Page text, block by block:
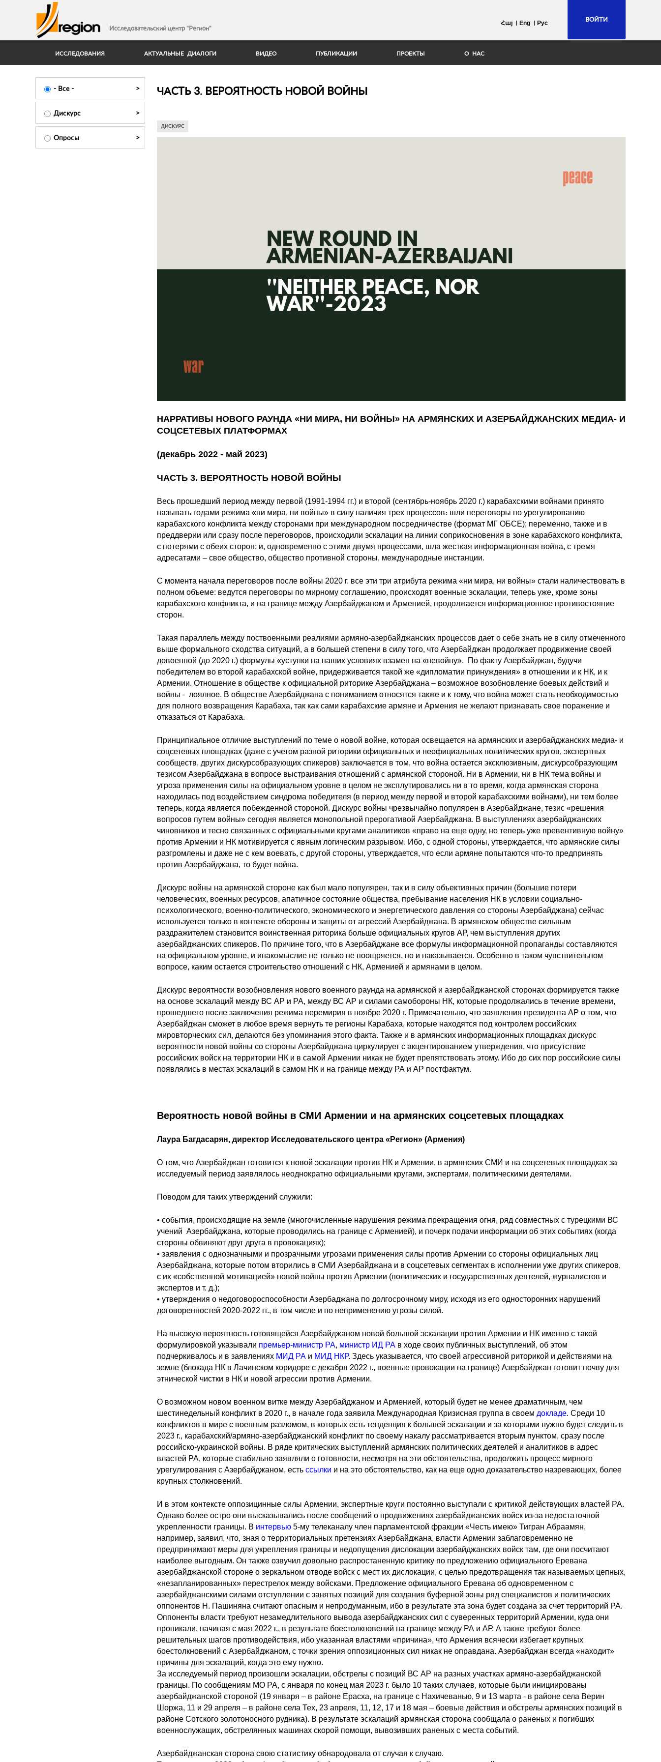
Исследовательский центр "Регион"
ВОЙТИ
Հայ Eng Рус
ИССЛЕДОВАНИЯ АКТУАЛЬНЫЕ ДИАЛОГИ ВИДЕО ПУБЛИКАЦИИ ПРОЕКТЫ О НАС
- Все -
Дискурс
Опросы
ЧАСТЬ 3. ВЕРОЯТНОСТЬ НОВОЙ ВОЙНЫ
ДИСКУРС
НАРРАТИВЫ НОВОГО РАУНДА «‎НИ МИРА, НИ ВОЙНЫ» НА АРМЯНСКИХ И АЗЕРБАЙДЖАНСКИХ МЕДИА- И
СОЦСЕТЕВЫХ ПЛАТФОРМАХ
(декабрь 2022 - май 2023)
ЧАСТЬ 3. ВЕРОЯТНОСТЬ НОВОЙ ВОЙНЫ
Весь прошедший период между первой (1991-1994 гг.) и второй (сентябрь-ноябрь 2020 г.) карабахскими войнами принято
называть годами режима «ни мира, ни войны» в силу наличия трех процессов։ шли переговоры по урегулированию
карабахского конфликта между сторонами при международном посредничестве (формат МГ ОБСЕ); переменно, также и в
преддверии или сразу после переговоров, происходили эскалации на линии соприкосновения в зоне карабахского конфликта,
с потерями с обеих сторон; и, одновременно с этими двумя процессами, шла жесткая информационная война, с тремя
адресатами – свое общество, общество противной стороны, международные инстанции.
С момента начала переговоров после войны 2020 г. все эти три атрибута режима «ни мира, ни войны» стали наличествовать в
полном объеме: ведутся переговоры по мирному соглашению, происходят военные эскалации, теперь уже, кроме зоны
карабахского конфликта, и на границе между Азербайджаном и Арменией, продолжается информационное противостояние
сторон.
Такая параллель между поствоенными реалиями армяно-азербайджанских процессов дает о себе знать не в силу отмеченного
выше формального сходства ситуаций, а в большей степени в силу того, что Азербайджан продолжает продвижение своей
довоенной (до 2020 г.) формулы «уступки на наших условиях взамен на «невойну». По факту Азербайджан, будучи
победителем во второй карабахской войне, придерживается такой же «дипломатии принуждения» в отношении и к НК, и к
Армении. Отношение в обществе к официальной риторике Азербайджана – возможное возобновление боевых действий и
войны - лоялное. В обществе Азербайджана с пониманием относятся также и к тому, что война может стать необходимостью
для полного возвращения Карабаха, так как сами карабахские армяне и Армения не желают признавать свое поражение и
отказаться от Карабаха.
Принципиальное отличие выступлений по теме о новой войне, которая освещается на армянских и азербайджанских медиа- и
соцсетевых площадках (даже с учетом разной риторики официальных и неофициальных политических кругов, экспертных
сообществ, других дискурсобразующих спикеров) заключается в том, что война остается эксклюзивным, дискурсобразующим
тезисом Азербайджана в вопросе выстраивания отношений с армянской стороной. Ни в Армении, ни в НК тема войны и
угроза применения силы на официальном уровне в целом не эксплутировались ни в то время, когда армянская сторона
находилась под воздействием синдрома победителя (в период между первой и второй карабахскими войнами), ни тем более
теперь, когда является побежденной стороной. Дискурс войны чрезвычайно популярен в Азербайджане, тезис «решения
вопросов путем войны» сегодня является монопольной прерогативой Азербайджана. В выступлениях азербайджанских
чиновников и тесно связанных с официальными кругами аналитиков «право на еще одну, но теперь уже превентивную войну»
против Армении и НК мотивируется с явным логическим разрывом. Ибо, с одной стороны, утверждается, что армянские силы
разгромлены и даже не с кем воевать, с другой стороны, утверждается, что если армяне попытаются что-то предпринять
против Азербайджана, то будет война.
Дискурс войны на армянской стороне как был мало популярен, так и в силу объективных причин (большие потери
человеческих, военных ресурсов, апатичное состояние общества, пребывание населения НК в условии социально-
психологического, военно-политического, экономического и энергетического давления со стороны Азербайджана) сейчас
используется только в контексте обороны и защиты от агрессий Азербайджана. В армянском обществе сильным
раздражителем становится воинственная риторика больше официальных кругов АР, чем выступления других
азербайджанских спикеров. По причине того, что в Азербайджане все формулы информационной пропаганды составляются
на официальном уровне, и инакомыслие не только не поощряется, но и наказывается. Особенно в таком чувствительном
вопросе, каким остается строительство отношений с НК, Арменией и армянами в целом.
Дискурс вероятности возобновления нового военного раунда на армянской и азербайджанской сторонах формируется также
на основе эскалаций между ВС АР и РА, между ВС АР и силами самобороны НК, которые продолжались в течение времени,
прошедшего после заключения режима перемирия в ноябре 2020 г. Примечательно, что заявления президента АР о том, что
Азербайджан сможет в любое время вернуть те регионы Карабаха, которые находятся под контролем российских
мировторческих сил, делаются без упоминания этого факта. Также и в армянских информационных площадках дискурс
вероятности новой войны со стороны Азербайджана циркулирует с акцентированием утверждения, что присутствие
российских войск на территории НК и в самой Армении никак не будет препятствовать этому. Ибо до сих пор российские силы
появлялись в местах эскалаций в самом НК и на границе между РА и АР постфактум.
Вероятность новой войны в СМИ Армении и на армянских соцсетевых площадках
Лаура Багдасарян, директор Исследовательского центра «Регион» (Армения)
О том, что Азербайджан готовится к новой эскалации против НК и Армении, в армянских СМИ и на соцсетевых площадках за
исследуемый период заявлялось неоднократно официальными кругами, экспертами, политическими деятелями.
Поводом для таких утверждений служили:
• события, происходящие на земле (многочисленные нарушения режима прекращения огня, ряд совместных с турецкими ВС
учений Азербайджана, которые проводились на границе с Арменией), и почерк подачи информации об этих событиях (когда
стороны обвиняют друг друга в провокациях);
• заявления с однозначными и прозрачными угрозами применения силы против Армении со стороны официальных лиц
Азербайджана, которые потом вторились в СМИ Азербайджана и в соцсетевых сегментах в исполнении уже других спикеров,
с их «собственной мотивацией» новой войны против Армении (политических и государственных деятелей, журналистов и
экспертов и т. д.);
• утверждения о недоговороспособности Азербаджана по долгосрочному миру, исходя из его односторонних нарушений
договоренностей 2020-2022 гг., в том числе и по неприменению угрозы силой.
На высокую вероятность готовящейся Азербайджаном новой большой эскалации против Армении и НК именно с такой
формулировкой указывали премьер-министр РА, министр ИД РА в ходе своих публичных выступлений, об этом
подчеркивалось и в заявлениях МИД РА и МИД НКР. Здесь указывается, что своей агрессивной риторикой и действиями на
земле (блокада НК в Лачинском коридоре с декабря 2022 г., военные провокации на границе) Азербайджан готовит почву для
этнической чистки в НК и новой агрессии против Армении.
О возможном новом военном витке между Азербайджаном и Арменией, который будет не менее драматичным, чем
шестинедельный конфликт в 2020 г., в начале года заявила Международная Кризисная группа в своем докладе. Среди 10
конфликтов в мире с военным разломом, в которых есть тенденция к большей эскалации и за которыми нужно будет следить в
2023 г., карабахский/армяно-азербайджанский конфликт по своему накалу рассматривается вторым пунктом, сразу после
российско-украинской войны. В ряде критических выступлений армянских политических деятелей и аналитиков в адрес
властей РА, которые стабильно заявляли о готовности, несмотря на эти обстоятельства, продолжить процесс мирного
урегулирования с Азербайджаном, есть ссылки и на это обстоятельство, как на еще одно доказательство назревающих, более
крупных столкновений.
И в этом контексте оппозицинные силы Армении, экспертные круги постоянно выступали с критикой действующих властей РА.
Однако более остро они высказывались после сообщений о продвижениях азербайджанских войск из-за недостаточной
укрепленности границы. В интервью 5-му телеканалу член парламентской фракции «Честь имею» Тигран Абраамян,
например, заявил, что, зная о территориальных претензиях Азербайджана, власти Армении заблаговременно не
предпринимают меры для укрепления границы и недопущения дислокации азербайджанских войск там, где они посчитают
наиболее выгодным. Он также озвучил довольно распростаненную критику по предложению официального Еревана
азербайджанской стороне о зеркальном отводе войск с мест их дислокации, с целью предотвращения так называемых цепных,
«незапланированных» перестрелок между войсками. Предложение официального Еревана об одновременном с
азербайджанскими силами отступлении с занятых позиций для создания буферной зоны ряд специалистов и политических
оппонентов Н. Пашиняна считают опасным и непродуманным, ибо в результате эта зона будет создана за счет территорий РА.
Оппоненты власти требуют незамедлительного вывода азербайджанских сил с суверенных территорий Армении, куда они
проникали, начиная с мая 2022 г., в результате боестолкновений на границе между РА и АР. А также требуют более
решительных шагов противодействия, ибо указанная властями «причина», что Армения всячески избегает крупных
боестолкновений с Азербайджаном, с точки зрения оппозиционных сил никак не оправдана. Азербайджан всегда «находит»
причины для эскалаций, когда это ему нужно.
За исследуемый период произошли эскалации, обстрелы с позиций ВС АР на разных участках армяно-азербайджанской
границы. По сообщениям МО РА, с января по конец мая 2023 г. было 10 таких случаев, которые были инициированы
азербайджанской стороной (19 января – в районе Ерасха, на границе с Нахичеванью, 9 и 13 марта - в районе села Верин
Шоржа, 11 и 29 апреля – в районе села Тех, 23 апреля, 11, 12, 17 и 18 мая – боевые действия и обстрелы армянских позиций в
районе Сотского золотоносного рудника). В результате эскалаций армянская сторона сообщала о раненых и погибших
военнослужащих, обстрелянных машинах скорой помощи, вывозивших раненых с места событий.
Азербайджанская сторона свою статистику обнародовала от случая к случаю.